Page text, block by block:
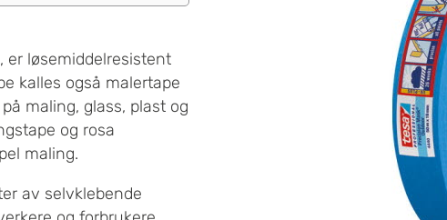
er løsemiddelresistent
kalles også malertape
maling, glass, plast og
og rosa
maling.
av selvklebende